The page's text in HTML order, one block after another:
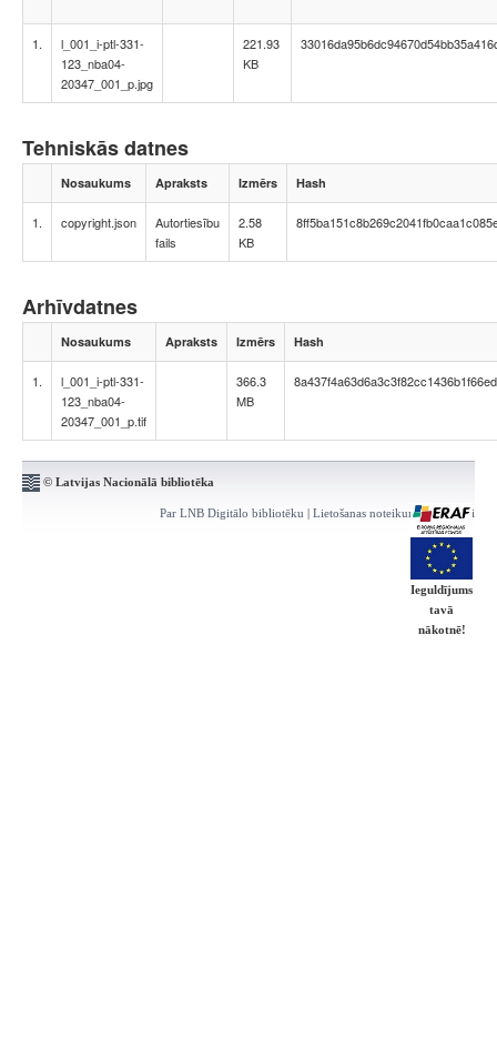
1.
l_001_i-ptl-331-
123_nba04-
20347_001_p.jpg
221.93
KB
Tehniskās datnes
Nosaukums Apraksts Izmērs Hash
1. copyright.json
Autortiesību
fails
2.58
KB
Arhīvdatnes
Nosaukums Apraksts Izmērs Hash
1.
l_001_i-ptl-331-
123_nba04-
20347_001_p.tif
366.3
MB
8a437f4a63d6a3c3f82cc1436b1f66ed
© Latvijas Nacionālā bibliotēka
Par LNB Digitālo bibliotēku | Lietošanas noteikumi | Kontakti
Ieguldījums
tavā
nākotnē!